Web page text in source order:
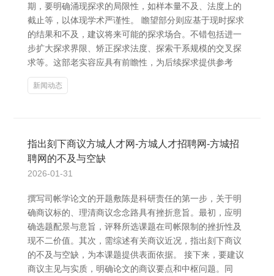
期，要明确涌现探求的局限性，如样本量不及、法度上的
截止等，以体现学术严谨性。 瞻望部分则应基于现时探求
的结果和不及，建议将来可能的探求场合。不错包括进一
步扩大探求界限、矫正探求法度、探索干系规模的交叉探
求等。这部老实容应具有前瞻性，为后续探求提供参考
新闻动态
指出刻下商议方城人才网-方城人才招聘网-方城招
聘网的不及与空缺
2026-01-31
撰写司帐学论文的开题敷陈是科研责任的第一步，关于明
确商议标的、理清商议念念路具有挫折意旨。最初，应明
确选题配景与意旨，评释所选课题在司帐限制的挫折性及
现不二价值。其次，需综述有关商议近况，指出刻下商议
的不及与空缺，为本课题提供表面依据。 接下来，要建议
商议主见与实质，明确论文的商议要点和中枢问题。同